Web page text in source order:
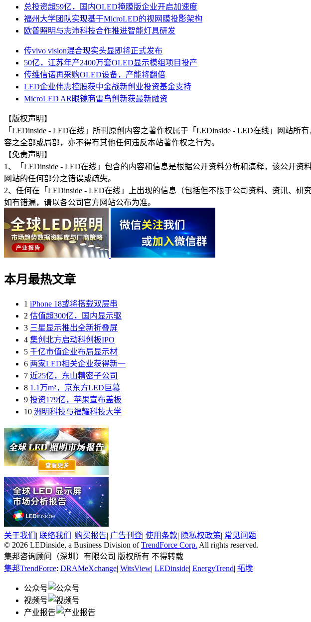
总投资超59亿，国内OLED掩膜版企业开启加速度
福州大学团队实现基于MicroLED的视网膜投影架构
欧普照明与志沛科技合作推进智能灯具研发
传vivo vision混合现实头显即将正式发布
50亿，江苏年产2400万套OLED显示模组项目投产
传维信诺再采购OLED设备，产能将翻倍
LED企业伟志控股获中金战新创业投资基金支持
MicroLED AR眼镜商雷鸟创新获最新融资
【版权声明】
「LEDinside - LED在线」所刊原创内容之著作权属于「LEDinside - LED在线」网站
容之全部或局部，亦不得有其他任何违反本站著作权之行为。
【免责声明】
1、「LEDinside - LED在线」包含的内容和信息是根据公开资料分析和演释，该公开
网站的任何部分之错误或疏失。
2、任何在「LEDinside - LED在线」上出现的信息（包括但不限于公司资料、资讯、
如有错漏，请以各公司官方网站公布为准。
本月最热文章
1 iPhone 18或将搭载双层串
2 估值超300亿，国内显示驱
3 三星显示推出全新折叠屏
4 集创北方启动科创板IPO
5 千亿市值企业布局显示材
6 两家LED相关企业获得新一
7 近25亿，东山精密子公司
8 1.1万m²，京东方LED巨幕
9 投资179亿，苹果宣布盖板
10 洲明科技与福耀科技大学
关于我们 | 联络我们 | 购买报告| 广告刊登| 使用条款| 隐私权政策| 常见问题
© 2026 LEDinside, a Business Division ofTrendForce Corp. All rights reserved.
集邦咨询顾问（深圳）有限公司 版权所有 不得转载
集邦TrendForce: DRAMeXchange| WitsView| LEDinside| EnergyTrend| 拓墣
公众号
视频号
产业报告